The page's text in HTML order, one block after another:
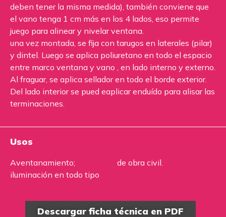
deben tener la misma medida), también conviene que
el vano tenga 1 cm más en los 4 lados, eso permite
juego para alinear y nivelar ventana.
una vez montada, se fija con tarugos en laterales (pilar)
y dintel. Luego se aplica poliuretano en todo el espacio
entre marco ventana y vano , en lado interno y externo.
Al fraguar, se aplica sellador en todo el borde exterior.
Del lado interior se pued eaplicar enduído para alisar las
terminaciones.
Usos
Aventanamiento;
iluminación en todo tipo
de obra civil.
Descargar ficha técnica en PDF